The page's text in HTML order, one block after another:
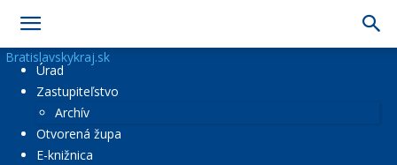
Bratislavskykraj.sk
Úrad
Zastupiteľstvo
Archív
Otvorená župa
E-knižnica